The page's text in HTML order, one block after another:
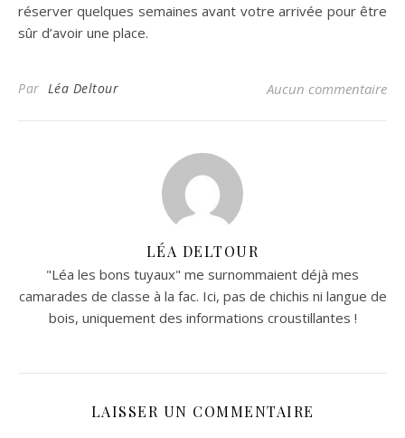
réserver quelques semaines avant votre arrivée pour être
sûr d’avoir une place.
Par Léa Deltour Aucun commentaire
LÉA DELTOUR
"Léa les bons tuyaux" me surnommaient déjà mes
camarades de classe à la fac. Ici, pas de chichis ni langue de
bois, uniquement des informations croustillantes !
LAISSER UN COMMENTAIRE